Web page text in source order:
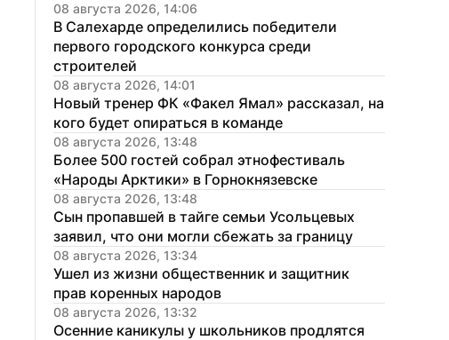
08 августа 2026, 14:06
В Салехарде определились победители
первого городского конкурса среди
строителей
08 августа 2026, 14:01
Новый тренер ФК «Факел Ямал» рассказал, на
кого будет опираться в команде
08 августа 2026, 13:48
Более 500 гостей собрал этнофестиваль
«Народы Арктики» в Горнокнязевске
08 августа 2026, 13:48
Сын пропавшей в тайге семьи Усольцевых
заявил, что они могли сбежать за границу
08 августа 2026, 13:34
Ушел из жизни общественник и защитник
прав коренных народов
08 августа 2026, 13:32
Осенние каникулы у школьников продлятся